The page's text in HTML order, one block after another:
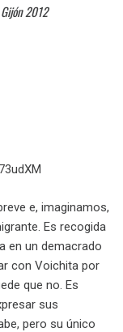
2012
e, imaginamos,
Es recogida
en un demacrado
con Voichita por
que no. Es
sus
pero su único